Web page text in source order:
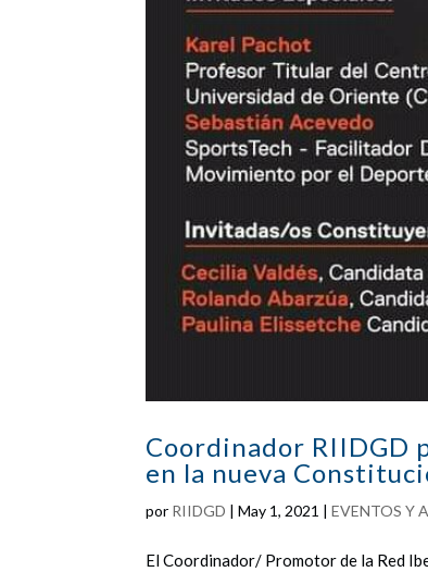
Coordinador RIIDGD
en la nueva
por RIIDGD |May 1, 2021 |EVENTOS Y
El Coordinador/ Promotor de la Red